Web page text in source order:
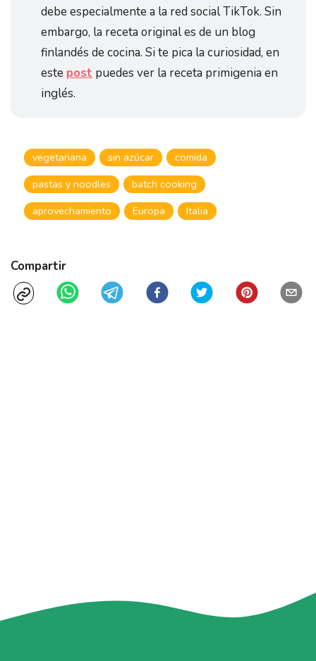
debe especialmente a la red social TikTok. Sin
embargo, la receta original es de un blog
finlandés de cocina. Si te pica la curiosidad, en
este post puedes ver la receta primigenia en
inglés.
vegetariana sin azúcar
comida
pastas y noodles
batch cooking
aprovechamiento
Europa Italia
Compartir